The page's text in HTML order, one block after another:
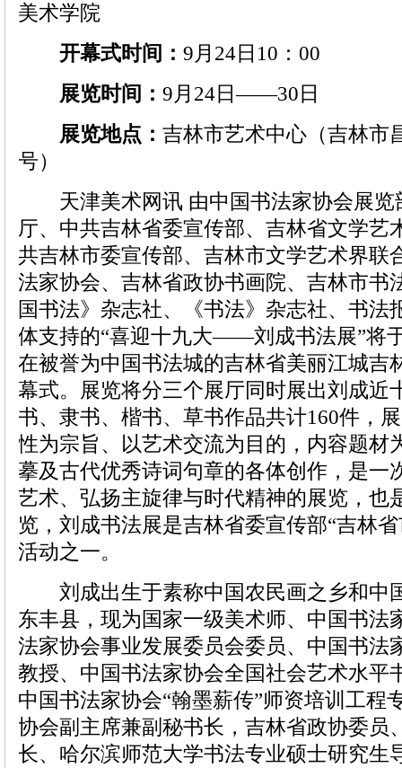
美术学院
开幕式时间：9月24日10：00
展览时间：9月24日——30日
展览地点：吉林市艺术中心（吉林市
号）
天津美术网讯 由中国书法家协会展览
厅、中共吉林省委宣传部、吉林省文学艺
共吉林市委宣传部、吉林市文学艺术界联
法家协会、吉林省政协书画院、吉林市书
国书法》杂志社、《书法》杂志社、书法
体支持的“喜迎十九大——刘成书法展”将
在被誉为中国书法城的吉林省美丽江城吉
幕式。展览将分三个展厅同时展出刘成近
书、隶书、楷书、草书作品共计160件，
性为宗旨、以艺术交流为目的，内容题材
摹及古代优秀诗词句章的各体创作，是一
艺术、弘扬主旋律与时代精神的展览，也
览，刘成书法展是吉林省委宣传部“吉林
活动之一。
刘成出生于素称中国农民画之乡和中
东丰县，现为国家一级美术师、中国书法
法家协会事业发展委员会委员、中国书法
教授、中国书法家协会全国社会艺术水平
中国书法家协会“翰墨薪传”师资培训工程
协会副主席兼副秘书长，吉林省政协委员
长、哈尔滨师范大学书法专业硕士研究生